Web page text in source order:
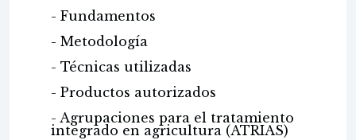
- Fundamentos
- Metodología
- Técnicas utilizadas
- Productos autorizados
- Agrupaciones para el tratamiento
integrado en agricultura (ATRIAS)